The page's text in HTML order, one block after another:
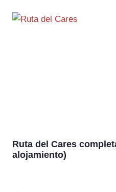
Ruta del Cares
alojamiento)